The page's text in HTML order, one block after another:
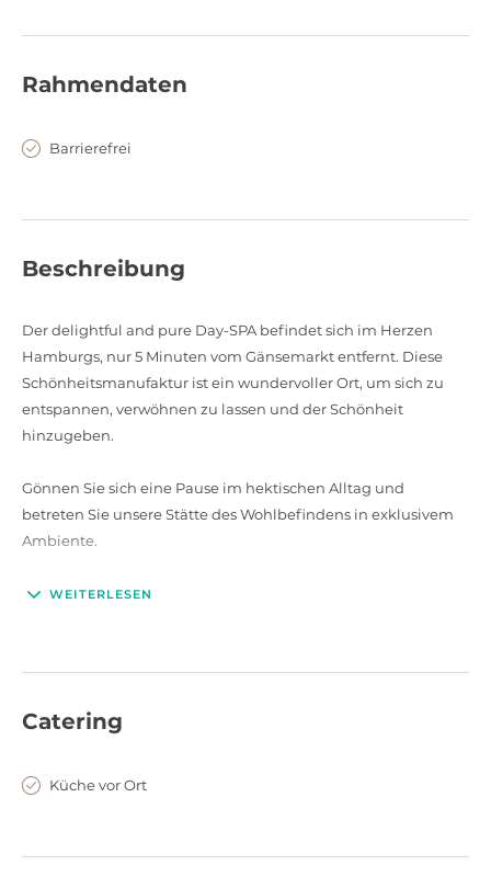
Rahmendaten
Barrierefrei
Beschreibung
Der delightful and pure Day-SPA befindet sich im Herzen
Hamburgs, nur 5 Minuten vom Gänsemarkt entfernt. Diese
Schönheitsmanufaktur ist ein wundervoller Ort, um sich zu
entspannen, verwöhnen zu lassen und der Schönheit
hinzugeben.
Gönnen Sie sich eine Pause im hektischen Alltag und
betreten Sie unsere Stätte des Wohlbefindens in exklusivem
Ambiente.
Ein 270 qm großes Reich für die Sinne erwartet Sie, mit Blick
Anspruch. Wir sind barrierefrei.
WEITERLESEN
Catering
Küche vor Ort